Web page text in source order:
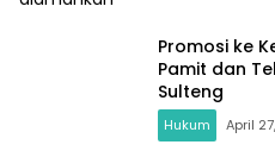
Promosi ke
Pamit dan
Sulteng
Hukum April